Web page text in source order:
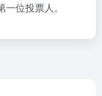
位投票人。